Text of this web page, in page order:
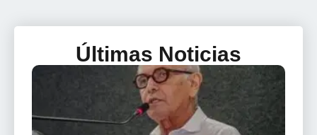
Últimas Noticias